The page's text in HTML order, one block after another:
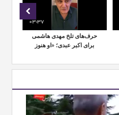
03:37
حرف‌های تلخ مهدی هاشمی
برای اکبر عبدی؛ «او هنوز